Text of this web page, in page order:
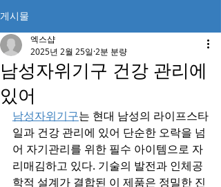
게시물
남성자위기구 건강 관리에
있어
엑스샵
2025년 2월 25일 2분 분량
남성자위기구는 현대 남성의 라이프스타
일과 건강 관리에 있어 단순한 오락을 넘
어 자기관리를 위한 필수 아이템으로 자
리매김하고 있다. 기술의 발전과 인체공
학적 설계가 결합된 이 제품은 정밀한 진